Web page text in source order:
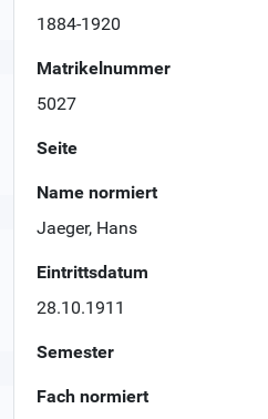
1884-1920
Matrikelnummer
5027
Seite
Name normiert
Jaeger, Hans
Eintrittsdatum
28.10.1911
Semester
Fach normiert